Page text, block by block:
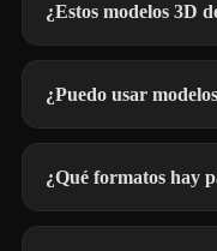
¿Estos modelos 3D
¿Puedo usar
¿Qué formatos hay